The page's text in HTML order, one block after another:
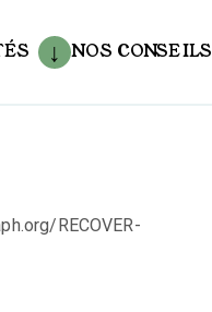
NOS CONSEILS
RECOVER-